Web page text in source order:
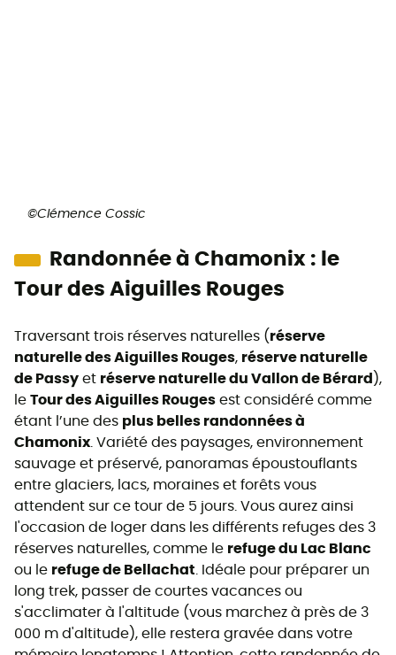
©Clémence Cossic
Randonnée à Chamonix : le
Tour des Aiguilles Rouges
Traversant trois réserves naturelles ( réserve
naturelle des Aiguilles Rouges, réserve naturelle
de Passy et réserve naturelle du Vallon de Bérard ),
le Tour des Aiguilles Rouges est considéré comme
étant l’une des plus belles randonnées à
Chamonix . Variété des paysages, environnement
sauvage et préservé, panoramas époustouflants
entre glaciers, lacs, moraines et forêts vous
attendent sur ce tour de 5 jours. Vous aurez ainsi
l'occasion de loger dans les différents refuges des 3
réserves naturelles, comme le refuge du Lac Blanc
ou le refuge de Bellachat . Idéale pour préparer un
long trek, passer de courtes vacances ou
s'acclimater à l'altitude (vous marchez à près de 3
000 m d'altitude), elle restera gravée dans votre